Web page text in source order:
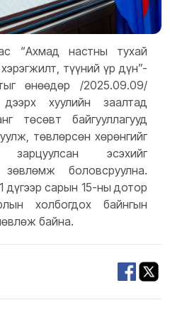
“Ахмад настны тухай
түүний үр дүн”-
өнөөдөр /2025.09.09/
дээрх хуулийн заалтад
төсөвт байгууллагууд
төвлөрсөн хөрөнгийг
эсэхийг
боловсруулна.
дүгээр сарын 15-ны дотор
холбогдох байнгын
байна.